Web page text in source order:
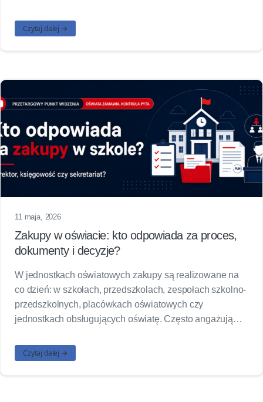
Czytaj dalej →
11 maja, 2026
Zakupy w oświacie: kto odpowiada za proces,
dokumenty i decyzje?
W jednostkach oświatowych zakupy są realizowane na
co dzień: w szkołach, przedszkolach, zespołach szkolno-
przedszkolnych, placówkach oświatowych czy
jednostkach obsługujących oświatę. Często angażują…
Czytaj dalej →